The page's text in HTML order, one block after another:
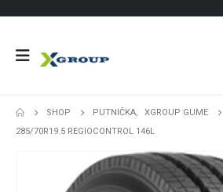
SHOP PUTNIČKA,
XGROUP GUME
285/70R19.5 REGIOCONTROL 146L